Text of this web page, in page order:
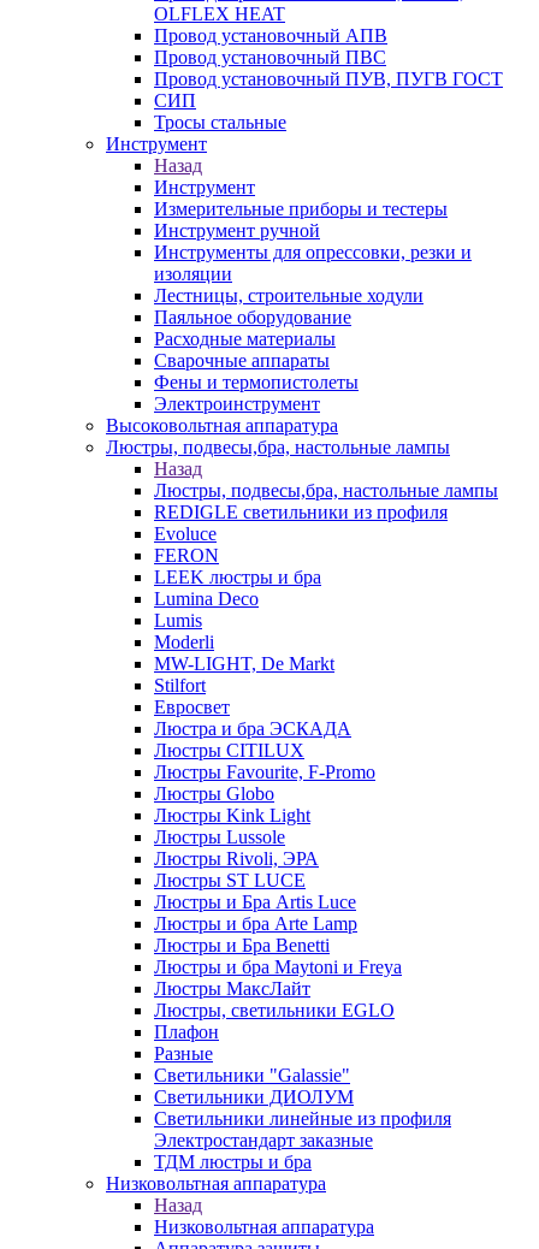
OLFLEX HEAT
Провод установочный АПВ
Провод установочный ПВС
Провод установочный ПУВ, ПУГВ ГОСТ
СИП
Тросы стальные
Инструмент
Назад
Инструмент
Измерительные приборы и тестеры
Инструмент ручной
Инструменты для опрессовки, резки и
изоляции
Лестницы, строительные ходули
Паяльное оборудование
Расходные материалы
Сварочные аппараты
Фены и термопистолеты
Электроинструмент
Высоковольтная аппаратура
Люстры, подвесы,бра, настольные лампы
Назад
Люстры, подвесы,бра, настольные лампы
REDIGLE светильники из профиля
Evoluce
FERON
LEEK люстры и бра
Lumina Deco
Lumis
Moderli
MW-LIGHT, De Markt
Stilfort
Евросвет
Люстра и бра ЭСКАДА
Люстры CITILUX
Люстры Favourite, F-Promo
Люстры Globo
Люстры Kink Light
Люстры Lussole
Люстры Rivoli, ЭРА
Люстры ST LUCE
Люстры и Бра Artis Luce
Люстры и бра Arte Lamp
Люстры и Бра Benetti
Люстры и бра Maytoni и Freya
Люстры МаксЛайт
Люстры, светильники EGLO
Плафон
Разные
Светильники "Galassie"
Светильники ДИОЛУМ
Светильники линейные из профиля
Электростандарт заказные
ТДМ люстры и бра
Низковольтная аппаратура
Назад
Низковольтная аппаратура